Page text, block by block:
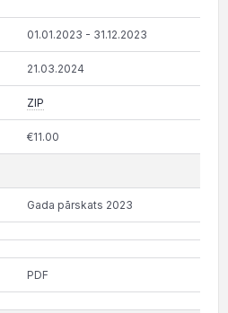
01.01.2023 - 31.12.2023
21.03.2024
ZIP
€11.00
Gada pārskats 2023
PDF